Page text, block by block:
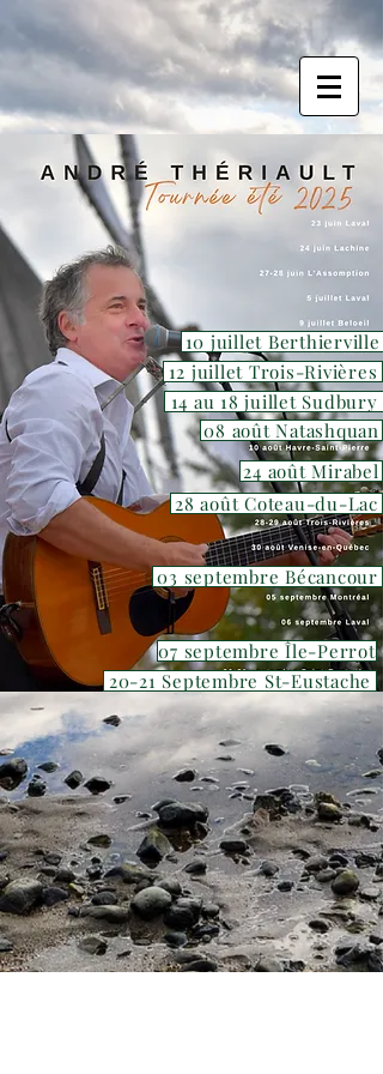
10 juillet Berthierville
12 juillet Trois-Rivières
14 au 18 juillet Sudbury
08 août Natashquan
24 août Mirabel
28 août Coteau-du-Lac
03 septembre Bécancour
07 septembre Île-Perrot
20-21 Septembre St-Eustache